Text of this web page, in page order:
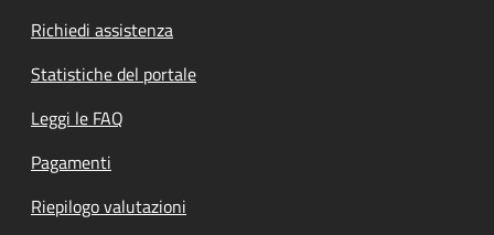
Richiedi assistenza
Statistiche del portale
Leggi le FAQ
Pagamenti
Riepilogo valutazioni